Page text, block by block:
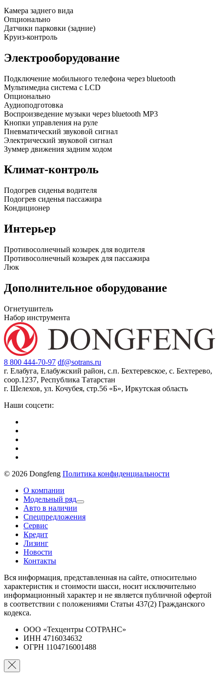
Камера заднего вида
Опционально
Датчики парковки (задние)
Круиз-контроль
Электрооборудование
Подключение мобильного телефона через bluetooth
Мультимедиа система с LCD
Опционально
Аудиоподготовка
Воспроизведение музыки через bluetooth MP3
Кнопки управления на руле
Пневматический звуковой сигнал
Электрический звуковой сигнал
Зуммер движения задним ходом
Климат-контроль
Подогрев сиденья водителя
Подогрев сиденья пассажира
Кондиционер
Интерьер
Противосолнечный козырек для водителя
Противосолнечный козырек для пассажира
Люк
Дополнительное оборудование
Огнетушитель
Набор инструмента
8 800 444-70-97 df@sotrans.ru
г. Елабуга, Елабужский район, с.п. Бехтеревское, с. Бехтерево,
соор.1237, Республика Татарстан
г. Шелехов, ул. Кочубея, стр.56 «Б», Иркутская область
Наши соцсети:
© 2026 Dongfeng Политика конфиденциальности
О компании
Модельный ряд
Авто в наличии
Спецпредложения
Сервис
Кредит
Лизинг
Новости
Контакты
Вся информация, представленная на сайте, относительно
характеристик и стоимости шасси, носит исключительно
информационный характер и не является публичной офертой
в соответствии с положениями Статьи 437(2) Гражданского
кодекса.
ООО «Техцентры СОТРАНС»
ИНН 4716034632
ОГРН 1104716001488